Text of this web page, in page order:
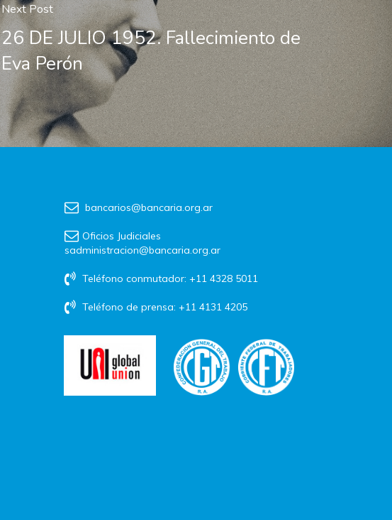
Next Post
26 DE JULIO 1952. Fallecimiento de
Eva Perón
bancarios@bancaria.org.ar
Oficios Judiciales
sadministracion@bancaria.org.ar
Teléfono conmutador: +11 4328 5011
Teléfono de prensa: +11 4131 4205